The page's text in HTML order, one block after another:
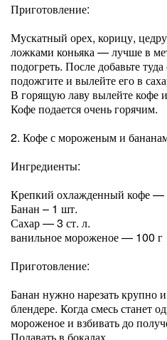
Приготовление:
Мускатный орех, корицу,
ложками коньяка — лучше в
подогреть. После добавьте
подожгите и вылейте его в
В горящую лаву вылейте кофе
Кофе подается очень горячим.
2. Кофе с мороженым и
Ингредиенты:
Крепкий охлажденный кофе
Банан – 1 шт.
Сахар — 3 ст. л.
ванильное мороженое — 100 г
Приготовление:
Банан нужно нарезать крупно
блендере. Когда смесь станет
мороженое и взбивать до